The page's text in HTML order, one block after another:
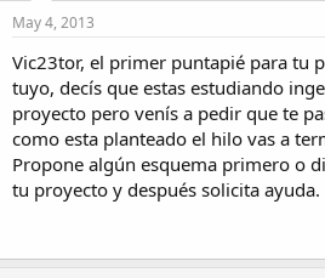
May 4, 2013
Vic23tor, el primer puntapié para tu
tuyo, decís que estas estudiando
proyecto pero venís a pedir que te
como esta planteado el hilo vas a
Propone algún esquema primero o
tu proyecto y después solicita ayuda.